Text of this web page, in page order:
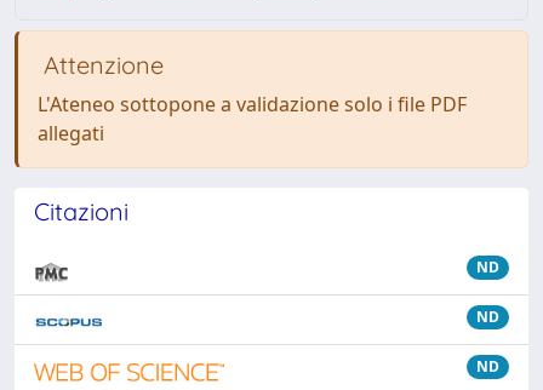
Attenzione
L'Ateneo sottopone a validazione solo i file PDF
allegati
Citazioni
ND
ND
ND